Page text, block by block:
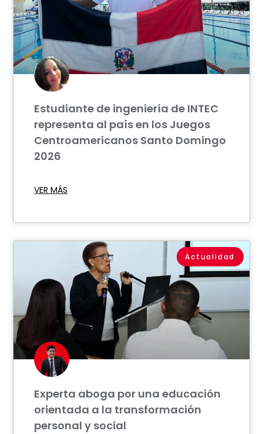
Estudiante de ingeniería de INTEC
representa al país en los Juegos
Centroamericanos Santo Domingo
2026
VER MÁS
Actualidad
Experta aboga por una educación
orientada a la transformación
personal y social